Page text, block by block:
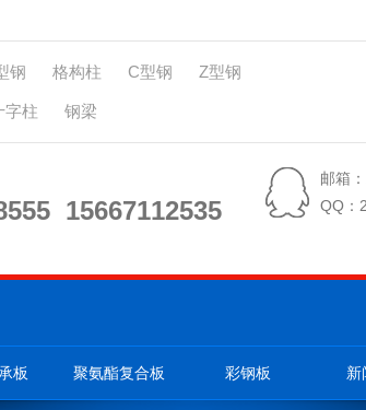
钢 格构柱 C型钢 Z型钢
字柱 钢梁
15667112535
15667112535
邮箱
QQ：
板 聚氨酯复合板 彩钢板 新